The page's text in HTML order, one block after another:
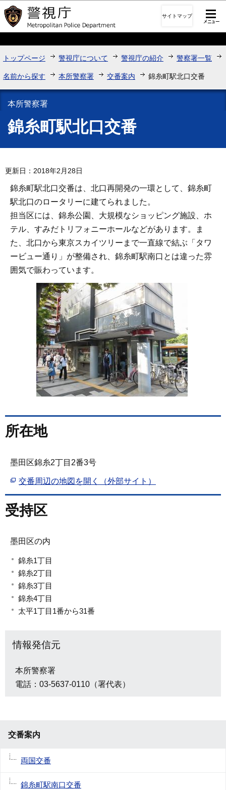
このページの本文へ移動
サイトマップ
トップページ 警視庁について 警視庁の紹介 警察署一覧
名前から探す 本所警察署 交番案内 錦糸町駅北口交番
本所警察署
錦糸町駅北口交番
更新日：2018年2月28日
錦糸町駅北口交番は、北口再開発の一環として、錦糸町
駅北口のロータリーに建てられました。
担当区には、錦糸公園、大規模なショッピング施設、ホ
テル、すみだトリフォニーホールなどがあります。ま
た、北口から東京スカイツリーまで一直線で結ぶ「タワ
ービュー通り」が整備され、錦糸町駅南口とは違った雰
囲気で賑わっています。
所在地
墨田区錦糸2丁目2番3号
交番周辺の地図を開く（外部サイト）
受持区
墨田区の内
錦糸1丁目
錦糸2丁目
錦糸3丁目
錦糸4丁目
太平1丁目1番から31番
情報発信元
本所警察署
電話：03-5637-0110（署代表）
交番案内
両国交番
錦糸町駅南口交番